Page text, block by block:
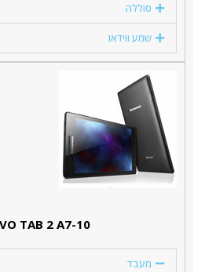
סוללה
שמע ווידאו
TAB 2 A7-10
מעבד